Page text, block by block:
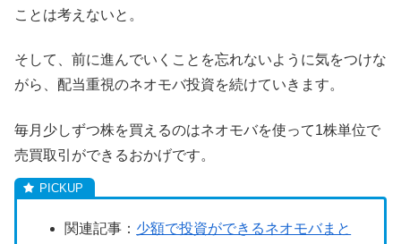
ことは考えないと。
そして、前に進んでいくことを忘れないように気をつけな
がら、配当重視のネオモバ投資を続けていきます。
毎月少しずつ株を買えるのはネオモバを使って1株単位で
売買取引ができるおかげです。
関連記事： 少額で投資ができるネオモバまと